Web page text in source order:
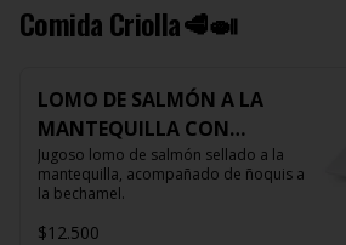
Comida Criolla🥩🍛
LOMO DE SALMÓN A LA
MANTEQUILLA CON
ÑOQUIS 🧈
Jugoso lomo de salmón sellado a la
mantequilla, acompañado de ñoquis a
la bechamel.
$12.500